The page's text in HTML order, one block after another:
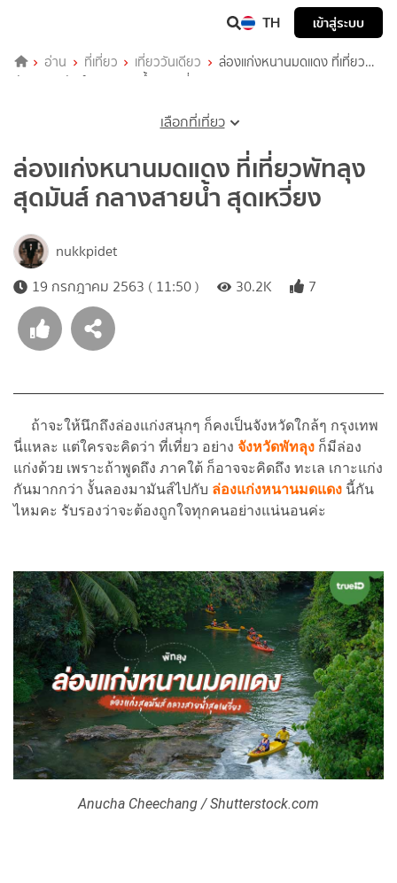
TH เข้าสู่ระบบ
อ่าน ที่เที่ยว เที่ยววันเดียว
ล่องแก่งหนานมดแดง ที่เที่ยว
พัทลุง สุดมันส์ กลางสายน้ำ สุดเหวี่ยง
เลือกที่เที่ยว
ล่องแก่งหนานมดแดง ที่เที่ยวพัทลุง
สุดมันส์ กลางสายน้ำ สุดเหวี่ยง
nukkpidet
19 กรกฎาคม 2563 ( 11:50 )
30.2K 7
ถ้าจะให้นึกถึงล่องแก่งสนุกๆ ก็คงเป็นจังหวัดใกล้ๆ กรุงเทพ
นี่แหละ แต่ใครจะคิดว่า ที่เที่ยว อย่าง จังหวัดพัทลุง ก็มีล่อง
แก่งด้วย เพราะถ้าพูดถึง ภาคใต้ ก็อาจจะคิดถึง ทะเล เกาะแก่ง
กันมากกว่า งั้นลองมามันส์ไปกับ ล่องแก่งหนานมดแดง นี้กัน
ไหมคะ รับรองว่าจะต้องถูกใจทุกคนอย่างแน่นอนค่ะ
Anucha Cheechang / Shutterstock.com